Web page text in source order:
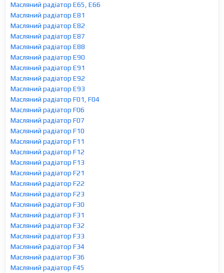
Масляний радіатор E65, E66
Масляний радіатор E81
Масляний радіатор E82
Масляний радіатор E87
Масляний радіатор E88
Масляний радіатор E90
Масляний радіатор E91
Масляний радіатор E92
Масляний радіатор E93
Масляний радіатор F01, F04
Масляний радіатор F06
Масляний радіатор F07
Масляний радіатор F10
Масляний радіатор F11
Масляний радіатор F12
Масляний радіатор F13
Масляний радіатор F21
Масляний радіатор F22
Масляний радіатор F23
Масляний радіатор F30
Масляний радіатор F31
Масляний радіатор F32
Масляний радіатор F33
Масляний радіатор F34
Масляний радіатор F36
Масляний радіатор F45